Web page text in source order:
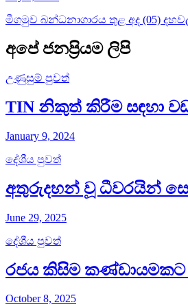
මීගමුව බන්ධනාගාරය තුළ අද (05)
අපේ ජනප්‍රියම ලිපි
උණුසුම් පුවත්
TIN නිකුත් කිරීම සඳහා
January 9, 2024
දේශීය පුවත්
අතුරුදහන් වූ ධීවරයින්
June 29, 2025
දේශීය පුවත්
රජය කිසිම කණ්ඩායමකට
October 8, 2025